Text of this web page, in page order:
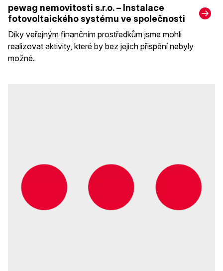
pewag nemovitosti s.r.o. – Instalace
fotovoltaického systému ve společnosti
Díky veřejným finančním prostředkům jsme mohli
realizovat aktivity, které by bez jejich přispění nebyly
možné.